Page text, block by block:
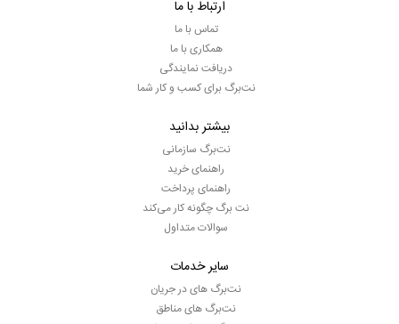
ارتباط با ما
تماس با ما
همکاری با ما
دریافت نمایندگی
نت‌برگ برای کسب و کار شما
بیشتر بدانید
نت‌برگ سازمانی
راهنمای خرید
راهنمای پرداخت
نت برگ چگونه کار می‌کند
سوالات متداول
سایر خدمات
نت‌برگ های در جریان
نت‌برگ های مناطق